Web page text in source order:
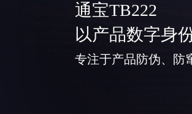
通宝TB222
以产品数字身
专注于产品防伪、防